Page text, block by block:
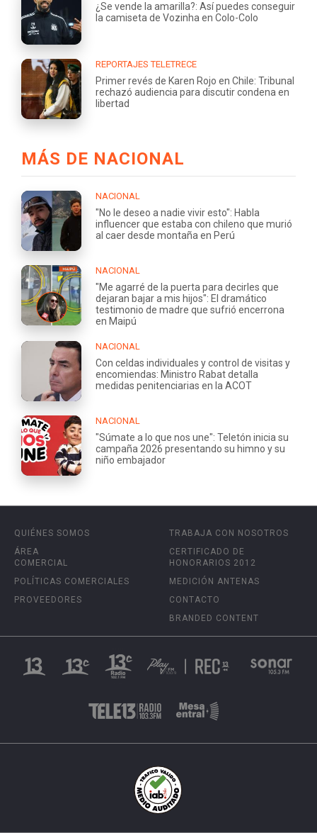
¿Se vende la amarilla?: Así puedes conseguir
la camiseta de Vozinha en Colo-Colo
REPORTAJES TELETRECE
Primer revés de Karen Rojo en Chile: Tribunal
rechazó audiencia para discutir condena en
libertad
MÁS DE NACIONAL
NACIONAL
"No le deseo a nadie vivir esto": Habla
influencer que estaba con chileno que murió
al caer desde montaña en Perú
NACIONAL
"Me agarré de la puerta para decirles que
dejaran bajar a mis hijos": El dramático
testimonio de madre que sufrió encerrona
en Maipú
NACIONAL
Con celdas individuales y control de visitas y
encomiendas: Ministro Rabat detalla
medidas penitenciarias en la ACOT
NACIONAL
"Súmate a lo que nos une": Teletón inicia su
campaña 2026 presentando su himno y su
niño embajador
QUIÉNES SOMOS
ÁREA
COMERCIAL
POLÍTICAS COMERCIALES
PROVEEDORES
TRABAJA CON NOSOTROS
CERTIFICADO DE
HONORARIOS 2012
MEDICIÓN ANTENAS
CONTACTO
BRANDED CONTENT